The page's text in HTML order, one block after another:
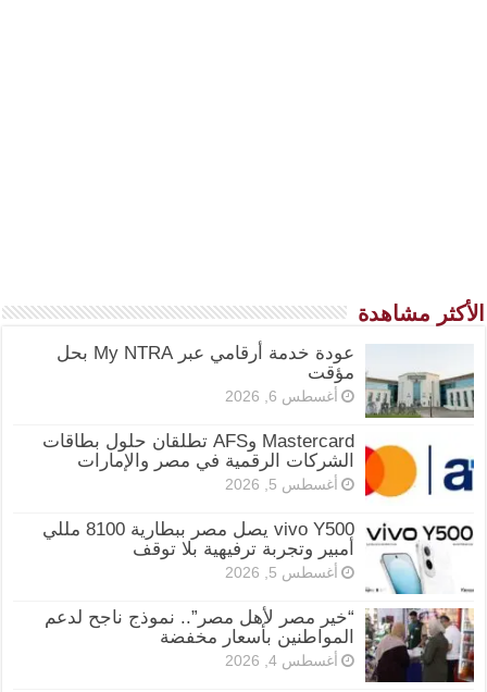
الأكثر مشاهدة
عودة خدمة أرقامي عبر My NTRA بحل
مؤقت
أغسطس 6, 2026
Mastercard وAFS تطلقان حلول بطاقات
الشركات الرقمية في مصر والإمارات
أغسطس 5, 2026
vivo Y500 يصل مصر ببطارية 8100 مللي
أمبير وتجربة ترفيهية بلا توقف
أغسطس 5, 2026
“خير مصر لأهل مصر”.. نموذج ناجح لدعم
المواطنين بأسعار مخفضة
أغسطس 4, 2026